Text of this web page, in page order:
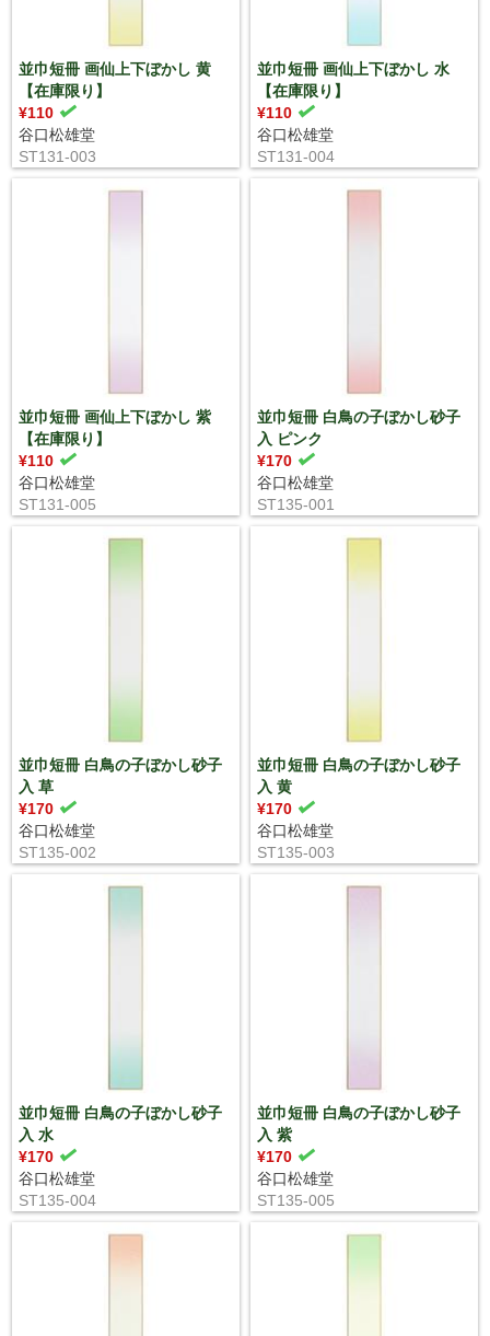
並巾短冊 画仙上下ぼかし 黄
【在庫限り】
¥110
谷口松雄堂
ST131-003
並巾短冊 画仙上下ぼかし 水
【在庫限り】
¥110
谷口松雄堂
ST131-004
並巾短冊 画仙上下ぼかし 紫
【在庫限り】
¥110
谷口松雄堂
ST131-005
並巾短冊 白鳥の子ぼかし砂子
入 ピンク
¥170
谷口松雄堂
ST135-001
並巾短冊 白鳥の子ぼかし砂子
入 草
¥170
谷口松雄堂
ST135-002
並巾短冊 白鳥の子ぼかし砂子
入 黄
¥170
谷口松雄堂
ST135-003
並巾短冊 白鳥の子ぼかし砂子
入 水
¥170
谷口松雄堂
ST135-004
並巾短冊 白鳥の子ぼかし砂子
入 紫
¥170
谷口松雄堂
ST135-005